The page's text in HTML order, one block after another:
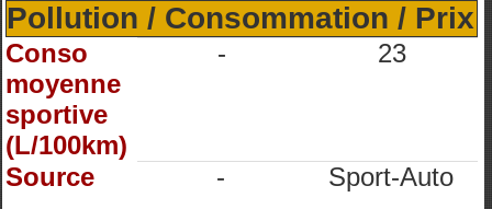
Pollution / Consommation / Prix
Conso
moyenne
sportive
(L/100km)
- 23
Source - Sport-Auto